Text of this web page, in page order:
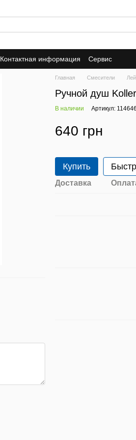
Контактная информация Сервис
Главная Смесители
Ручной душ
В наличии Артикул:
640 грн
Купить
Доставка